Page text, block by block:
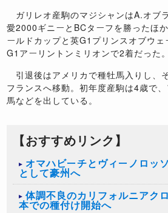
ガリレオ産駒のマジシャンはA.オブ
愛2000ギニーとBCターフを勝ったほ
ールドカップと英G1プリンスオブウ
G1アーリントンミリオンで2着だった。
引退後はアメリカで種牡馬入りし、
フランスへ移動。初年度産駒は4歳で
馬などを出している。
【おすすめリンク】
オマハビーチとヴィーノロッ
として豪州へ
体調不良のカリフォルニアク
本での種付け開始へ